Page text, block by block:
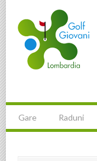
Gare Raduni